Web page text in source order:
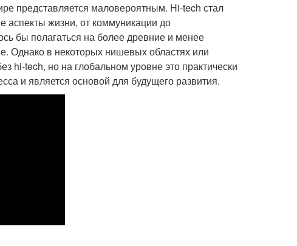
представляется маловероятным. Hi-tech стал
жизни, от коммуникации до
бы полагаться на более древние и менее
Однако в некоторых нишевых областях или
hi-tech, но на глобальном уровне это практически
и является основой для будущего развития.